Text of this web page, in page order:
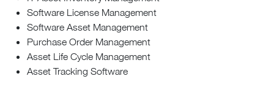
Software License Management
Software Asset Management
Purchase Order Management
Asset Life Cycle Management
Asset Tracking Software